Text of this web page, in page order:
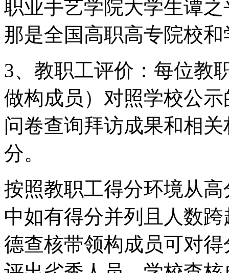
职业手艺学院大学生谭
那是全国高职高专院校
3、教职工评价：每位教
做构成员）对照学校公
问卷查询拜访成果和相
分。
按照教职工得分环境从
中如有得分并列且人数
德查核带领构成员可对